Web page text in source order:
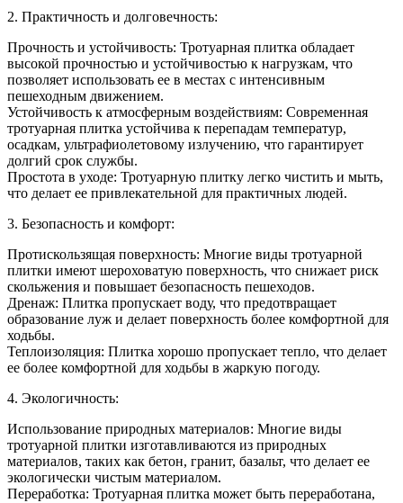
2. Практичность и долговечность:
Прочность и устойчивость: Тротуарная плитка обладает
высокой прочностью и устойчивостью к нагрузкам, что
позволяет использовать ее в местах с интенсивным
пешеходным движением.
Устойчивость к атмосферным воздействиям: Современная
тротуарная плитка устойчива к перепадам температур,
осадкам, ультрафиолетовому излучению, что гарантирует
долгий срок службы.
Простота в уходе: Тротуарную плитку легко чистить и мыть,
что делает ее привлекательной для практичных людей.
3. Безопасность и комфорт:
Протискользящая поверхность: Многие виды тротуарной
плитки имеют шероховатую поверхность, что снижает риск
скольжения и повышает безопасность пешеходов.
Дренаж: Плитка пропускает воду, что предотвращает
образование луж и делает поверхность более комфортной для
ходьбы.
Теплоизоляция: Плитка хорошо пропускает тепло, что делает
ее более комфортной для ходьбы в жаркую погоду.
4. Экологичность:
Использование природных материалов: Многие виды
тротуарной плитки изготавливаются из природных
материалов, таких как бетон, гранит, базальт, что делает ее
экологически чистым материалом.
Переработка: Тротуарная плитка может быть переработана,